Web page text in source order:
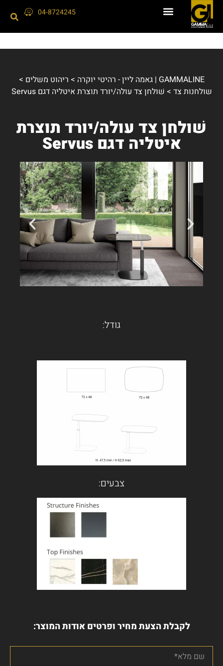
04-8724245
GAMMALINE | גאמה ליין - רהיטי יוקרה > ריהוט משלים >
שולחנות צד > שׁולחן צד עולה/יורד תוצרת איטליה דגם Servus
שׁולחן צד עולה/יורד תוצרת
איטליה דגם Servus
גודל:
צבעים:
לקבלת הצעת מחיר ופרטים אודות המוצר: